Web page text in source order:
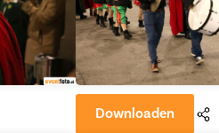
Downloaden